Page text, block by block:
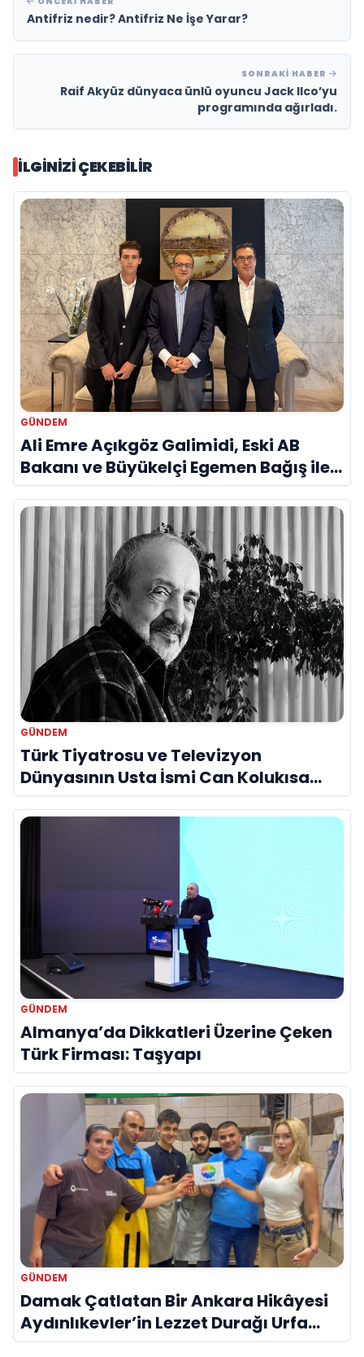
Antifriz nedir? Antifriz Ne İşe Yarar?
SONRAKI HABER
Raif Akyüz dünyaca ünlü oyuncu Jack Ilco’yu
programında ağırladı.
İLGINIZI ÇEKEBILIR
GÜNDEM
Ali Emre Açıkgöz Galimidi, Eski AB
Bakanı ve Büyükelçi Egemen Bağış ile
Bir Araya Geldi
GÜNDEM
Türk Tiyatrosu ve Televizyon
Dünyasının Usta İsmi Can Kolukısa
Hayatını Kaybetti
GÜNDEM
Almanya’da Dikkatleri Üzerine Çeken
Türk Firması: Taşyapı
GÜNDEM
Damak Çatlatan Bir Ankara Hikâyesi
Aydınlıkevler’in Lezzet Durağı Urfa
Damak